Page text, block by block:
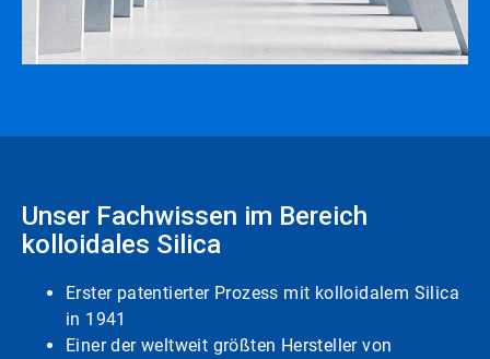
Unser Fachwissen im Bereich
kolloidales Silica
Erster patentierter Prozess mit kolloidalem Silica
in 1941
Einer der weltweit größten Hersteller von